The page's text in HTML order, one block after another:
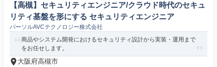
【高槻】セキュリティエンジニア/クラウド時代のセキュ
リティ基盤を形にする セキュリティエンジニア
パーソルAVCテクノロジー株式会社
商品やシステム開発におけるセキュリティ設計から実装・運用まで
をお任せします。
大阪府高槻市